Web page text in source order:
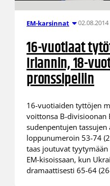
EM-karsinnat
16-vuotiaat
Irlannin, 18-
pronssipeliin
16-vuotiaiden tyttöjen
voittonsa B-divisioonan
sudenpentujen
loppunumeroin 53-74
taas joutuvat
EM-kisoissaan, kun
dramaattisesti 65-64